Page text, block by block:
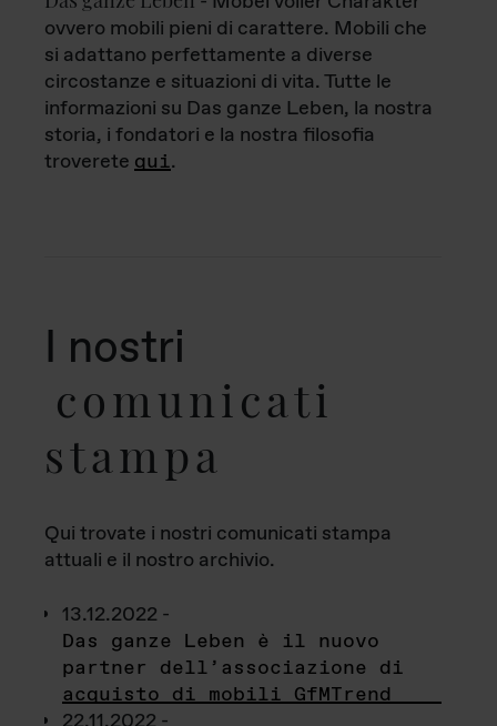
ovvero mobili pieni di carattere. Mobili che
si adattano perfettamente a diverse
circostanze e situazioni di vita. Tutte le
informazioni su Das ganze Leben, la nostra
storia, i fondatori e la nostra filosofia
troverete qui.
I nostri
comunicati
stampa
Qui trovate i nostri comunicati stampa
attuali e il nostro archivio.
13.12.2022 -
Das ganze Leben è il nuovo
partner dell’associazione di
acquisto di mobili GfMTrend
22.11.2022 -